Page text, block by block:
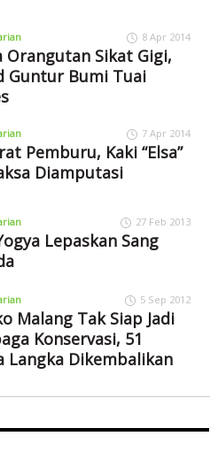
8 Apr 2014
Orangutan Sikat Gigi,
Guntur Bumi Tuai
7 Apr 2014
Pemburu, Kaki “Elsa”
Diamputasi
27 Feb 2013
Lepaskan Sang
5 Sep 2012
Malang Tak Siap Jadi
Konservasi, 51
Langka Dikembalikan